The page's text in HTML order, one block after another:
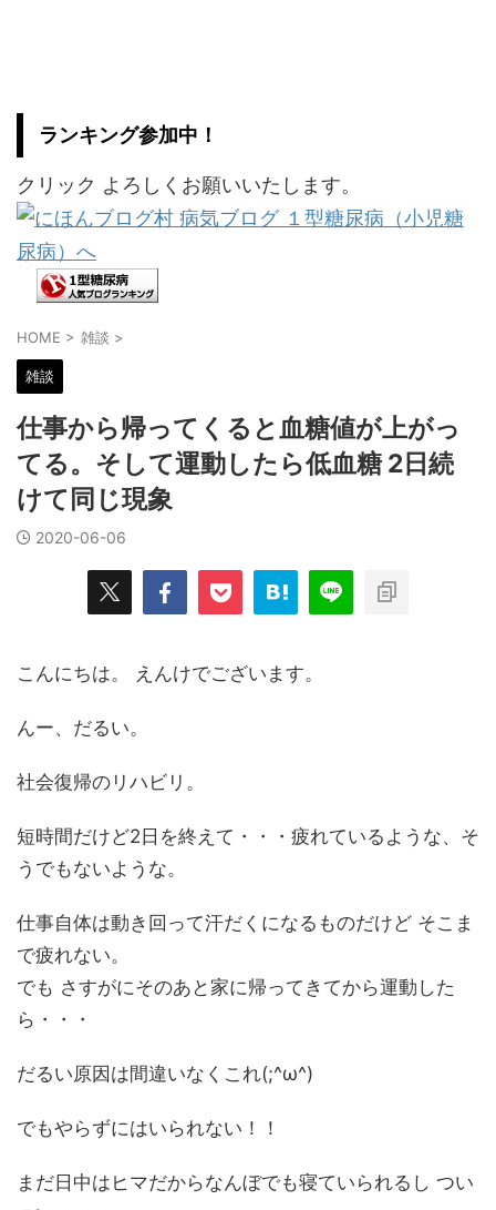
ランキング参加中！
クリック よろしくお願いいたします。
HOME > 雑談 >
雑談
仕事から帰ってくると血糖値が上がっ
てる。そして運動したら低血糖 2日続
けて同じ現象
2020-06-06
こんにちは。 えんけでございます。
んー、だるい。
社会復帰のリハビリ。
短時間だけど2日を終えて・・・疲れているような、そ
うでもないような。
仕事自体は動き回って汗だくになるものだけど そこま
で疲れない。
でも さすがにそのあと家に帰ってきてから運動した
ら・・・
だるい原因は間違いなくこれ(;^ω^)
でもやらずにはいられない！！
まだ日中はヒマだからなんぼでも寝ていられるし つい